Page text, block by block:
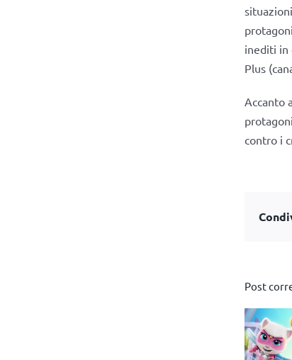
inediti in
Plus
Accanto
contro i
Post